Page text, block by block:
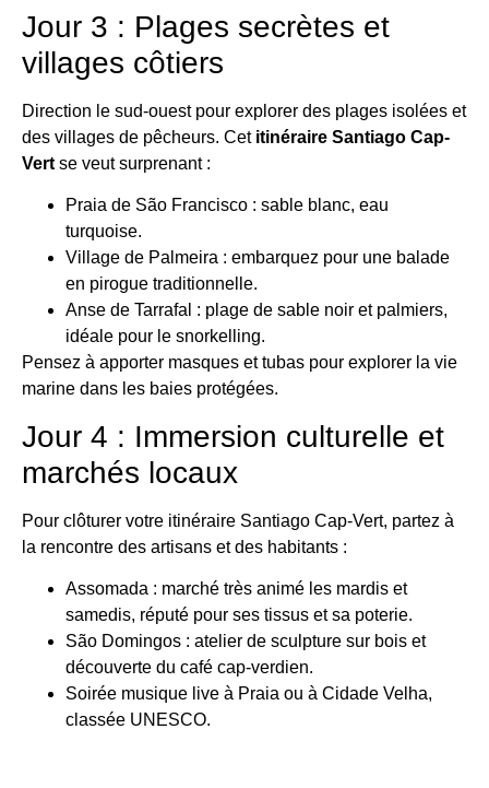
Jour 3 : Plages secrètes et
villages côtiers
Direction le sud-ouest pour explorer des plages isolées et
des villages de pêcheurs. Cet itinéraire Santiago Cap-
Vert se veut surprenant :
Praia de São Francisco : sable blanc, eau
turquoise.
Village de Palmeira : embarquez pour une balade
en pirogue traditionnelle.
Anse de Tarrafal : plage de sable noir et palmiers,
idéale pour le snorkelling.
Pensez à apporter masques et tubas pour explorer la vie
marine dans les baies protégées.
Jour 4 : Immersion culturelle et
marchés locaux
Pour clôturer votre itinéraire Santiago Cap-Vert, partez à
la rencontre des artisans et des habitants :
Assomada : marché très animé les mardis et
samedis, réputé pour ses tissus et sa poterie.
São Domingos : atelier de sculpture sur bois et
découverte du café cap-verdien.
Soirée musique live à Praia ou à Cidade Velha,
classée UNESCO.